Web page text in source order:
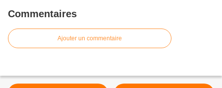
Commentaires
Ajouter un commentaire